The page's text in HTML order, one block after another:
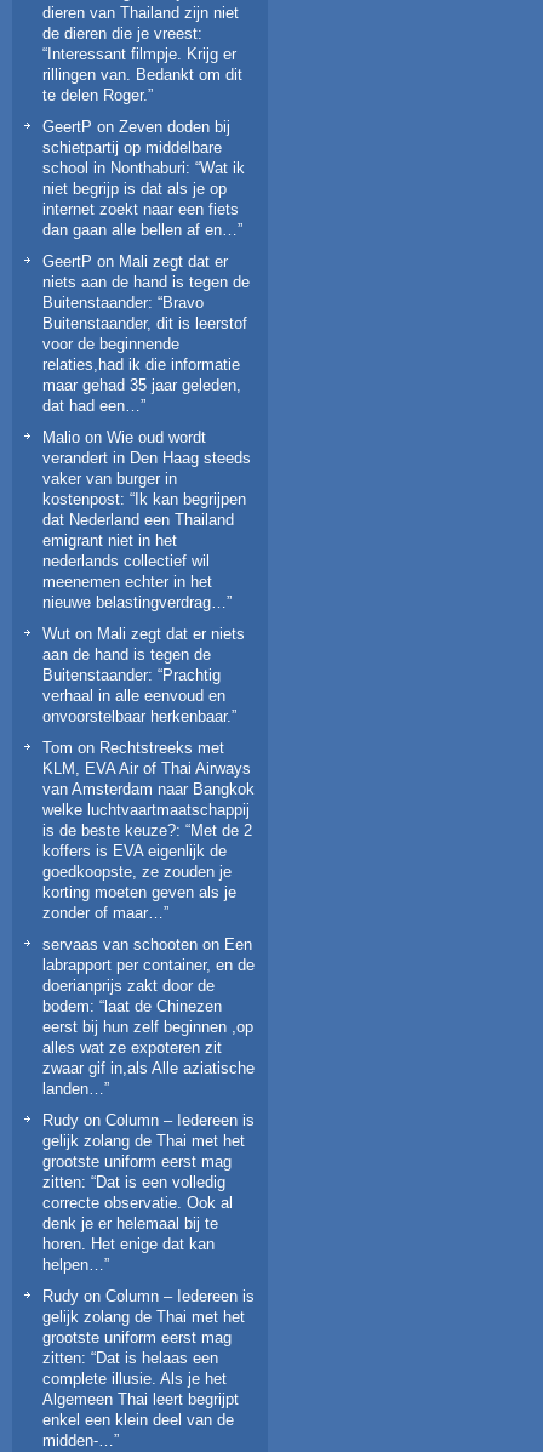
dieren van Thailand zijn niet
de dieren die je vreest:
“Interessant filmpje. Krijg er
rillingen van. Bedankt om dit
te delen Roger. ”
GeertP on Zeven doden bij
schietpartij op middelbare
school in Nonthaburi: “Wat ik
niet begrijp is dat als je op
internet zoekt naar een fiets
dan gaan alle bellen af en… ”
GeertP on Mali zegt dat er
niets aan de hand is tegen de
Buitenstaander: “Bravo
Buitenstaander, dit is leerstof
voor de beginnende
relaties,had ik die informatie
maar gehad 35 jaar geleden,
dat had een… ”
Malio on Wie oud wordt
verandert in Den Haag steeds
vaker van burger in
kostenpost: “ Ik kan begrijpen
dat Nederland een Thailand
emigrant niet in het
nederlands collectief wil
meenemen echter in het
nieuwe belastingverdrag… ”
Wut on Mali zegt dat er niets
aan de hand is tegen de
Buitenstaander: “Prachtig
verhaal in alle eenvoud en
onvoorstelbaar herkenbaar.”
Tom on Rechtstreeks met
KLM, EVA Air of Thai Airways
van Amsterdam naar Bangkok
welke luchtvaartmaatschappij
is de beste keuze?: “Met de 2
koffers is EVA eigenlijk de
goedkoopste, ze zouden je
korting moeten geven als je
zonder of maar…”
servaas van schooten on Een
labrapport per container, en de
doerianprijs zakt door de
bodem: “ laat de Chinezen
eerst bij hun zelf beginnen ,op
alles wat ze expoteren zit
zwaar gif in,als Alle aziatische
landen…”
Rudy on Column – Iedereen is
gelijk zolang de Thai met het
grootste uniform eerst mag
zitten: “Dat is een volledig
correcte observatie. Ook al
denk je er helemaal bij te
horen. Het enige dat kan
helpen…”
Rudy on Column – Iedereen is
gelijk zolang de Thai met het
grootste uniform eerst mag
zitten: “Dat is helaas een
complete illusie. Als je het
Algemeen Thai leert begrijpt
enkel een klein deel van de
midden-…”